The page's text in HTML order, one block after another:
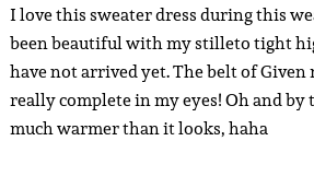
I love this sweater dress during this
been beautiful with my stilleto tight
have not arrived yet.The belt of
really complete in my eyes!Oh and by
much warmer than it looks, haha